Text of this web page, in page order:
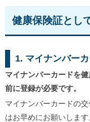
健康保険証とし
1. マイナンバー
マイナンバーカードを
前に登録が必要です。
マイナンバーカードの
はお早めにお願いします